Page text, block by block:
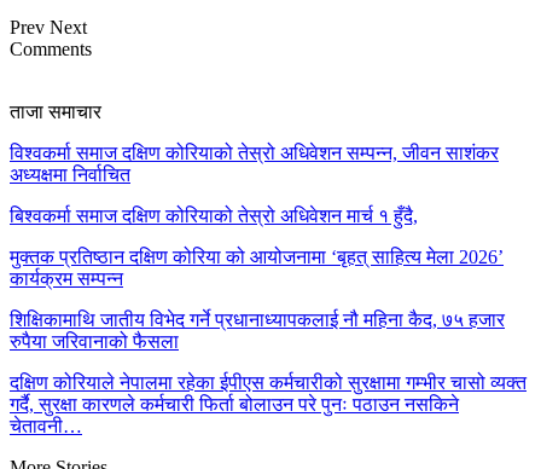
Prev Next
Comments
ताजा समाचार
विश्वकर्मा समाज दक्षिण कोरियाको तेस्रो अधिवेशन सम्पन्न, जीवन साशंकर
अध्यक्षमा निर्वाचित
बिश्वकर्मा समाज दक्षिण कोरियाको तेस्रो अधिवेशन मार्च १ हुँदै,
मुक्तक प्रतिष्ठान दक्षिण कोरिया को आयोजनामा ‘बृहत् साहित्य मेला 2026’
कार्यक्रम सम्पन्न
शिक्षिकामाथि जातीय विभेद गर्ने प्रधानाध्यापकलाई नौ महिना कैद, ७५ हजार
रुपैया जरिवानाको फैसला
दक्षिण कोरियाले नेपालमा रहेका ईपीएस कर्मचारीको सुरक्षामा गम्भीर चासो व्यक्त
गर्दै, सुरक्षा कारणले कर्मचारी फिर्ता बोलाउन परे पुनः पठाउन नसकिने
चेतावनी…